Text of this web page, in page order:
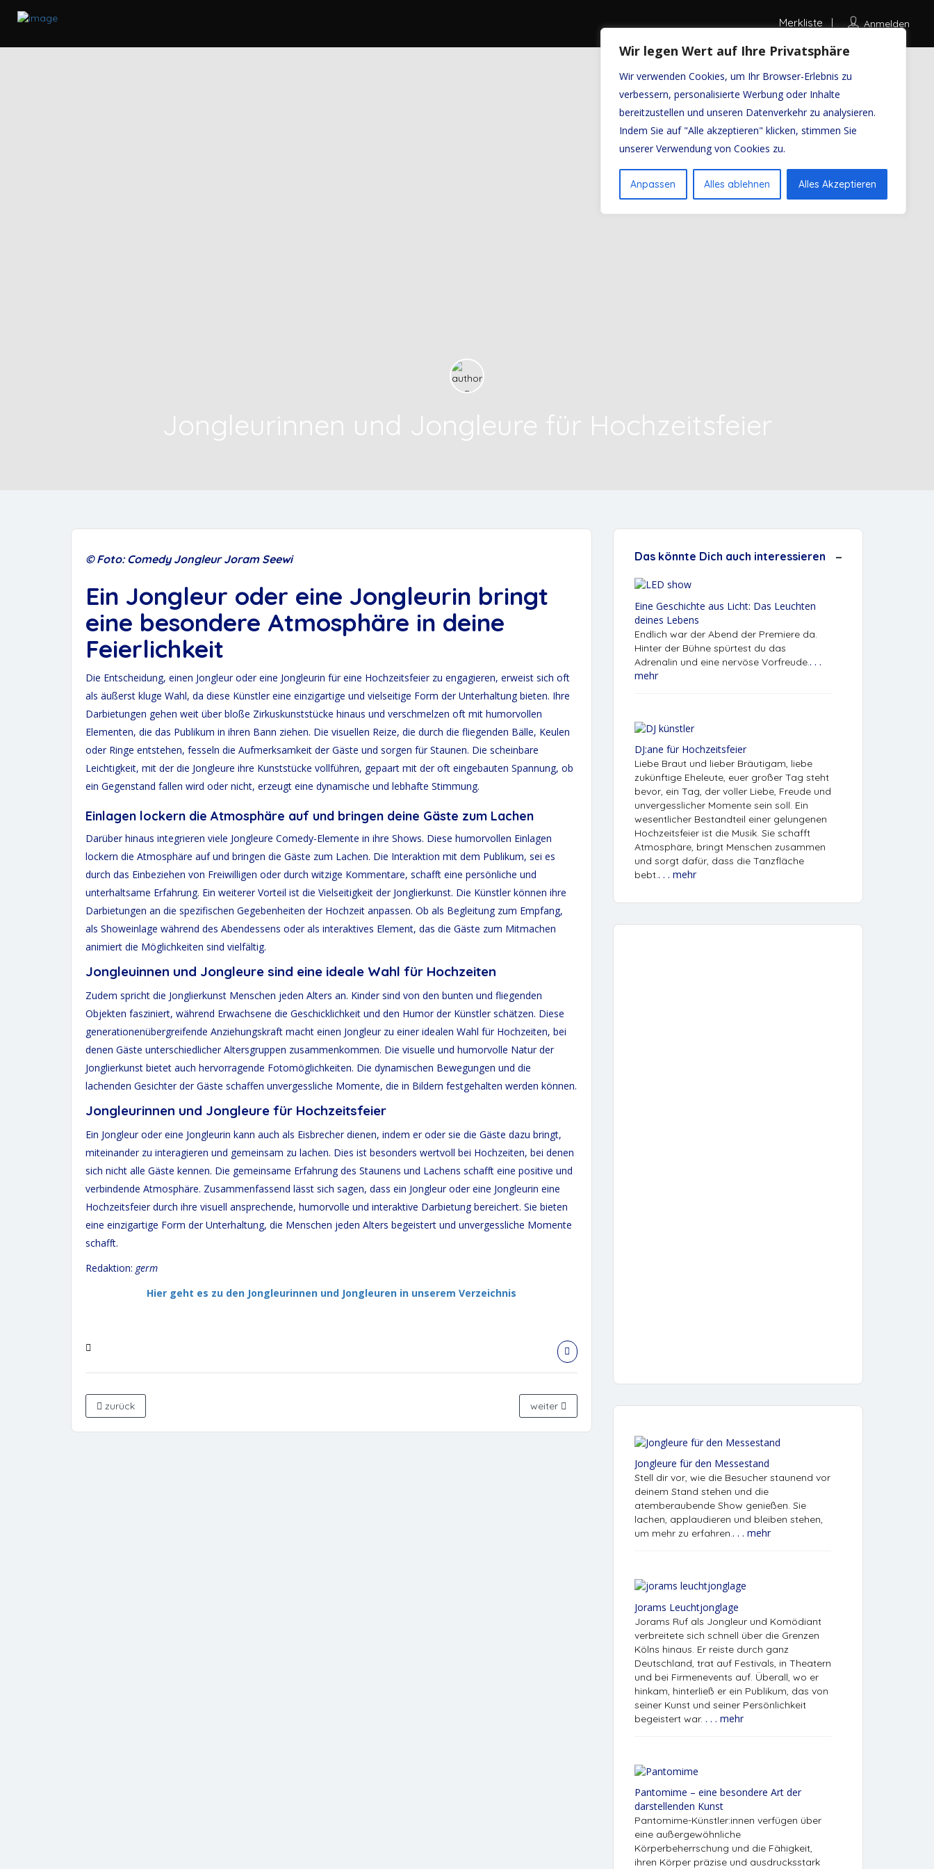
Wir legen Wert auf Ihre Privatsphäre
Wir verwenden Cookies, um Ihr Browser-Erlebnis zu
verbessern, personalisierte Werbung oder Inhalte
bereitzustellen und unseren Datenverkehr zu analysieren.
Indem Sie auf "Alle akzeptieren" klicken, stimmen Sie
unserer Verwendung von Cookies zu.
Anpassen Alles ablehnen Alles Akzeptieren
Anmelden
Merkliste
Jongleurinnen und Jongleure für Hochzeitsfeier
©Foto:Comedy Jongleur Joram Seewi
Ein Jongleur oder eine Jongleurin bringt
eine besondere Atmosphäre in deine
Feierlichkeit
Die Entscheidung, einen Jongleur oder eine Jongleurin für eine Hochzeitsfeier zu engagieren, erweist sich oft
als äußerst kluge Wahl, da diese Künstler eine einzigartige und vielseitige Form der Unterhaltung bieten. Ihre
Darbietungen gehen weit über bloße Zirkuskunststücke hinaus und verschmelzen oft mit humorvollen
Elementen, die das Publikum in ihren Bann ziehen. Die visuellen Reize, die durch die fliegenden Bälle, Keulen
oder Ringe entstehen, fesseln die Aufmerksamkeit der Gäste und sorgen für Staunen. Die scheinbare
Leichtigkeit, mit der die Jongleure ihre Kunststücke vollführen, gepaart mit der oft eingebauten Spannung, ob
ein Gegenstand fallen wird oder nicht, erzeugt eine dynamische und lebhafte Stimmung.
Einlagen lockern die Atmosphäre auf und bringen deine Gäste zum Lachen
Darüber hinaus integrieren viele Jongleure Comedy-Elemente in ihre Shows. Diese humorvollen Einlagen
lockern die Atmosphäre auf und bringen die Gäste zum Lachen. Die Interaktion mit dem Publikum, sei es
durch das Einbeziehen von Freiwilligen oder durch witzige Kommentare, schafft eine persönliche und
unterhaltsame Erfahrung. Ein weiterer Vorteil ist die Vielseitigkeit der Jonglierkunst. Die Künstler können ihre
Darbietungen an die spezifischen Gegebenheiten der Hochzeit anpassen. Ob als Begleitung zum Empfang,
als Showeinlage während des Abendessens oder als interaktives Element, das die Gäste zum Mitmachen
animiert die Möglichkeiten sind vielfältig.
Jongleuinnen und Jongleure sind eine ideale Wahl für Hochzeiten
Zudem spricht die Jonglierkunst Menschen jeden Alters an. Kinder sind von den bunten und fliegenden
Objekten fasziniert, während Erwachsene die Geschicklichkeit und den Humor der Künstler schätzen. Diese
generationenübergreifende Anziehungskraft macht einen Jongleur zu einer idealen Wahl für Hochzeiten, bei
denen Gäste unterschiedlicher Altersgruppen zusammenkommen. Die visuelle und humorvolle Natur der
Jonglierkunst bietet auch hervorragende Fotomöglichkeiten. Die dynamischen Bewegungen und die
lachenden Gesichter der Gäste schaffen unvergessliche Momente, die in Bildern festgehalten werden können.
Jongleurinnen und Jongleure für Hochzeitsfeier
Ein Jongleur oder eine Jongleurin kann auch als Eisbrecher dienen, indem er oder sie die Gäste dazu bringt,
miteinander zu interagieren und gemeinsam zu lachen. Dies ist besonders wertvoll bei Hochzeiten, bei denen
sich nicht alle Gäste kennen. Die gemeinsame Erfahrung des Staunens und Lachens schafft eine positive und
verbindende Atmosphäre. Zusammenfassend lässt sich sagen, dass ein Jongleur oder eine Jongleurin eine
Hochzeitsfeier durch ihre visuell ansprechende, humorvolle und interaktive Darbietung bereichert. Sie bieten
eine einzigartige Form der Unterhaltung, die Menschen jeden Alters begeistert und unvergessliche Momente
schafft.
Redaktion: germ
Hier geht es zu den Jongleurinnen und Jongleuren in unserem Verzeichnis
zurück weiter
Das könnte Dich auch interessieren
Eine Geschichte aus Licht: Das Leuchten
deines Lebens
Endlich war der Abend der Premiere da.
Hinter der Bühne spürtest du das
Adrenalin und eine nervöse Vorfreude.. . .
mehr
DJ:ane für Hochzeitsfeier
Liebe Braut und lieber Bräutigam, liebe
zukünftige Eheleute, euer großer Tag steht
bevor, ein Tag, der voller Liebe, Freude und
unvergesslicher Momente sein soll. Ein
wesentlicher Bestandteil einer gelungenen
Hochzeitsfeier ist die Musik. Sie schafft
Atmosphäre, bringt Menschen zusammen
und sorgt dafür, dass die Tanzfläche
bebt.. . . mehr
Jongleure für den Messestand
Stell dir vor, wie die Besucher staunend vor
deinem Stand stehen und die
atemberaubende Show genießen. Sie
lachen, applaudieren und bleiben stehen,
um mehr zu erfahren.. . . mehr
Jorams Leuchtjonglage
Jorams Ruf als Jongleur und Komödiant
verbreitete sich schnell über die Grenzen
Kölns hinaus. Er reiste durch ganz
Deutschland, trat auf Festivals, in Theatern
und bei Firmenevents auf. Überall, wo er
hinkam, hinterließ er ein Publikum, das von
seiner Kunst und seiner Persönlichkeit
begeistert war. . . . mehr
Pantomime – eine besondere Art der
darstellenden Kunst
Pantomime-Künstler:innen verfügen über
eine außergewöhnliche
Körperbeherrschung und die Fähigkeit,
ihren Körper präzise und ausdrucksstark